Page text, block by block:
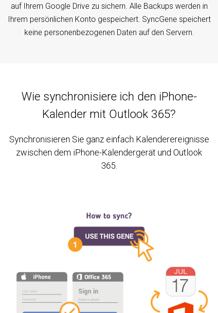
auf Ihrem Google Drive zu sichern. Alle Backups werden in
Ihrem persönlichen Konto gespeichert. SyncGene speichert
keine personenbezogenen Daten auf den Servern.
Wie synchronisiere ich den iPhone-
Kalender mit Outlook 365?
Synchronisieren Sie ganz einfach Kalenderereignisse
zwischen dem iPhone-Kalendergerät und Outlook
365.